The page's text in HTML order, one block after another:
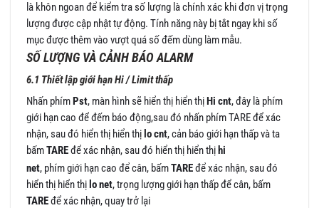
là khôn ngoan để kiểm tra số lượng là chính xác khi đơn vị trọng
lượng được cập nhật tự động. Tính năng này bị tắt ngay khi số
mục được thêm vào vượt quá số đếm dùng làm mẫu.
SỐ LƯỢNG VÀ CẢNH BÁO ALARM
6.1 Thiết lập giới hạn Hi / Limit thấp
Nhấn phímPst, màn hình sẽ hiển thị hiển thịHi cnt, đây là phím
giới hạn cao để đếm báo động,sau đó nhấn phím TARE để xác
nhận, sau đó hiển thị hiển thị lo cnt, cản báo giới hạn thấp và ta
bấmTAREđể xác nhận, sau đó hiển thị hiển thị hi
net, phím giới hạn cao để cân, bấmTAREđể xác nhận, sau đó
hiển thị hiển thị lo net, trọng lượng giới hạn thấp để cân, bấm
TAREđể xác nhận, quay trở lại